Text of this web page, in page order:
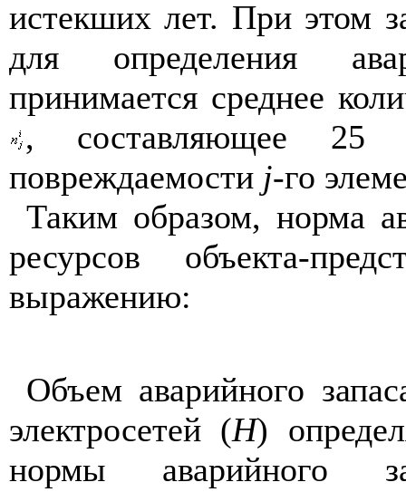
истекших лет. При этом
для определения
принимается среднее
, составляющее 25 %
повреждаемости j-го
Таким образом, норма
ресурсов объекта-
выражению:
Объем аварийного запас
электросетей (Н)
нормы аварийного